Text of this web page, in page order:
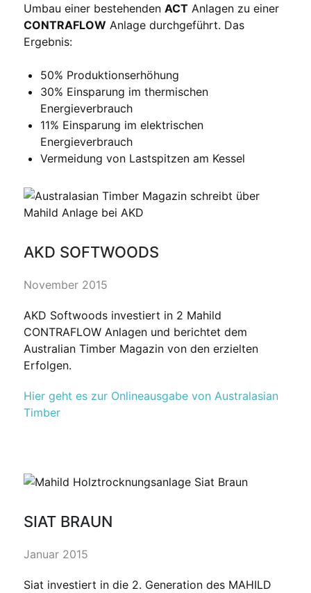
Umbau einer bestehenden ACT Anlagen zu einer
CONTRAFLOW Anlage durchgeführt. Das
Ergebnis:
50% Produktionserhöhung
30% Einsparung im thermischen
Energieverbrauch
11% Einsparung im elektrischen
Energieverbrauch
Vermeidung von Lastspitzen am Kessel
AKD SOFTWOODS
November 2015
AKD Softwoods investiert in 2 Mahild
CONTRAFLOW Anlagen und berichtet dem
Australian Timber Magazin von den erzielten
Erfolgen.
Hier geht es zur Onlineausgabe von Australasian
Timber
SIAT BRAUN
Januar 2015
Siat investiert in die 2. Generation des MAHILD